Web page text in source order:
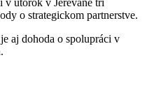
v utorok v Jerevane tri
o strategickom partnerstve.
aj dohoda o spolupráci v